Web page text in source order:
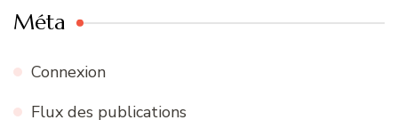
Méta
Connexion
Flux des publications